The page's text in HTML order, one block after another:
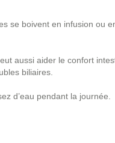
se boivent en infusion ou
aussi aider le confort
biliaires.
d’eau pendant la journée.